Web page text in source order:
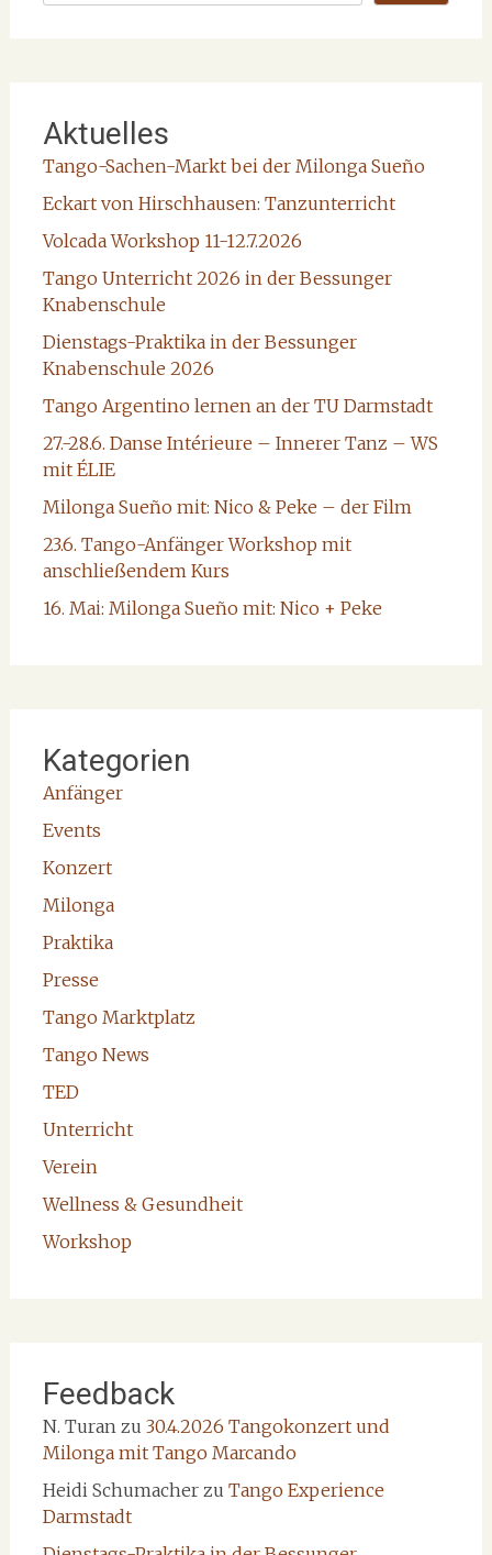
Aktuelles
Tango-Sachen-Markt bei der Milonga Sueño
Eckart von Hirschhausen: Tanzunterricht
Volcada Workshop 11-12.7.2026
Tango Unterricht 2026 in der Bessunger
Knabenschule
Dienstags-Praktika in der Bessunger
Knabenschule 2026
Tango Argentino lernen an der TU Darmstadt
27.-28.6. Danse Intérieure – Innerer Tanz – WS
mit ÉLIE
Milonga Sueño mit: Nico & Peke – der Film
23.6. Tango-Anfänger Workshop mit
anschließendem Kurs
16. Mai: Milonga Sueño mit: Nico + Peke
Kategorien
Anfänger
Events
Konzert
Milonga
Praktika
Presse
Tango Marktplatz
Tango News
TED
Unterricht
Verein
Wellness & Gesundheit
Workshop
Feedback
N. Turan zu 30.4.2026 Tangokonzert und
Milonga mit Tango Marcando
Heidi Schumacherzu Tango Experience
Darmstadt